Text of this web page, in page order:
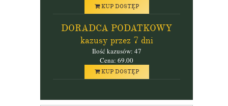
KUP DOSTĘP
DORADCA PODATKOWY
kazusy przez 7 dni
Ilość kazusów: 47
Cena: 69.00
KUP DOSTĘP